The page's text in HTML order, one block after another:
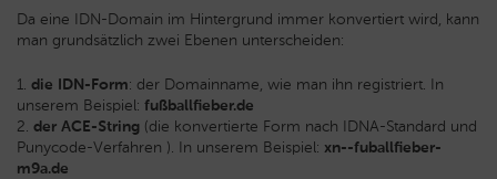
Da eine IDN-Domain im Hintergrund immer konvertiert wird, kann
man grundsätzlich zwei Ebenen unterscheiden:
1. die IDN-Form: der Domainname, wie man ihn registriert. In
unserem Beispiel: fußballfieber.de
2. der ACE-String (die konvertierte Form nach IDNA-Standard und
Punycode-Verfahren ). In unserem Beispiel: xn--fuballfieber-
m9a.de